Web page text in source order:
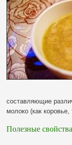
составляющие
молоко (как
Полезные свойства